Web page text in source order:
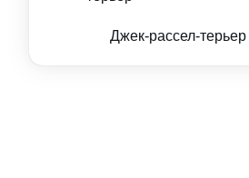
Джек-рассел-терьер